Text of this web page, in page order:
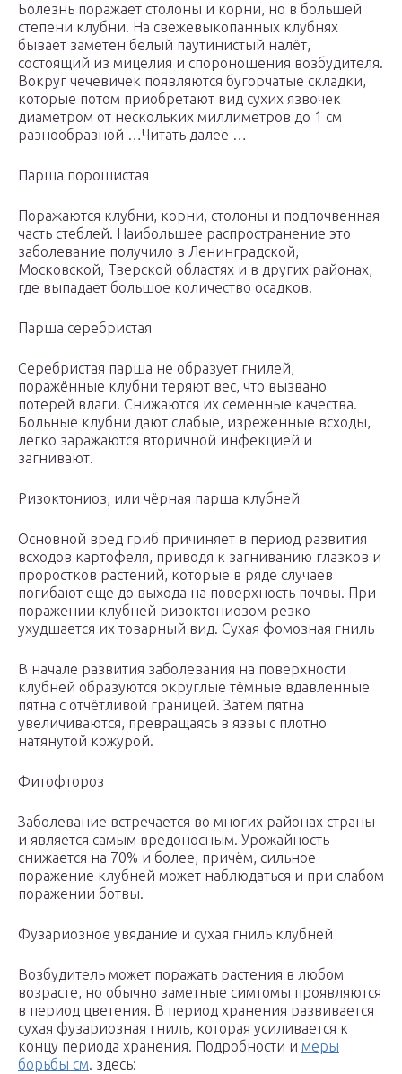
Болезнь поражает столоны и корни, но в большей
степени клубни. На свежевыкопанных клубнях
бывает заметен белый паутинистый налёт,
состоящий из мицелия и спороношения возбудителя.
Вокруг чечевичек появляются бугорчатые складки,
которые потом приобретают вид сухих язвочек
диаметром от нескольких миллиметров до 1 см
разнообразной …Читать далее …
Парша порошистая
Поражаются клубни, корни, столоны и подпочвенная
часть стеблей. Наибольшее распространение это
заболевание получило в Ленинградской,
Московской, Тверской областях и в других районах,
где выпадает большое количество осадков.
Парша серебристая
Серебристая парша не образует гнилей,
поражённые клубни теряют вес, что вызвано
потерей влаги. Снижаются их семенные качества.
Больные клубни дают слабые, изреженные всходы,
легко заражаются вторичной инфекцией и
загнивают.
Ризоктониоз, или чёрная парша клубней
Основной вред гриб причиняет в период развития
всходов картофеля, приводя к загниванию глазков и
проростков растений, которые в ряде случаев
погибают еще до выхода на поверхность почвы. При
поражении клубней ризоктониозом резко
ухудшается их товарный вид. Cухая фомозная гниль
В начале развития заболевания на поверхности
клубней образуются округлые тёмные вдавленные
пятна с отчётливой границей. Затем пятна
увеличиваются, превращаясь в язвы с плотно
натянутой кожурой.
Фитофтороз
Заболевание встречается во многих районах страны
и является самым вредоносным. Урожайность
снижается на 70% и более, причём, сильное
поражение клубней может наблюдаться и при слабом
поражении ботвы.
Фузариозное увядание и сухая гниль клубней
Возбудитель может поражать растения в любом
возрасте, но обычно заметные симтомы проявляются
в период цветения. В период хранения развивается
сухая фузариозная гниль, которая усиливается к
концу периода хранения. Подробности и меры
борьбы см. здесь: